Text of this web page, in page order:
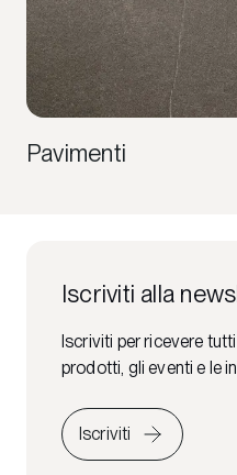
Pavimenti
Iscriviti alla
Iscriviti per ricevere
prodotti, gli eventi e le
Iscriviti